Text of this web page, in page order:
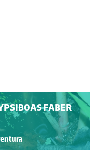
FABER